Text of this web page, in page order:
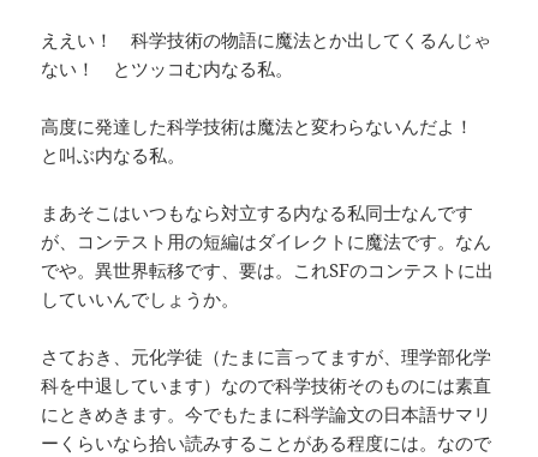
ええい！ 科学技術の物語に魔法とか出してくるんじゃ
ない！ とツッコむ内なる私。
高度に発達した科学技術は魔法と変わらないんだよ！
と叫ぶ内なる私。
まあそこはいつもなら対立する内なる私同士なんです
が、コンテスト用の短編はダイレクトに魔法です。なん
でや。異世界転移です、要は。これSFのコンテストに出
していいんでしょうか。
さておき、元化学徒（たまに言ってますが、理学部化学
科を中退しています）なので科学技術そのものには素直
にときめきます。今でもたまに科学論文の日本語サマリ
ーくらいなら拾い読みすることがある程度には。なので